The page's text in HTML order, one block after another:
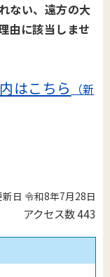
ない、遠方の大
由に該当しませ
はこちら
（新
新日 令和8年7月28日
アクセス数443